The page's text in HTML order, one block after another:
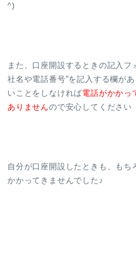
^)
また、口座開設するときの記入フ
社名や電話番号”を記入する欄が
いことをしなければ電話がかかっ
ありませんので安心してください
自分が口座開設したときも、もち
かかってきませんでした♪